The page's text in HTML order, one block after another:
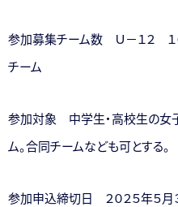
参加募集チーム数 Ｕ－１２
チーム
参加対象 中学生・高校生の女
ム。合同チームなども可とする。
参加申込締切日 ２０２５年５